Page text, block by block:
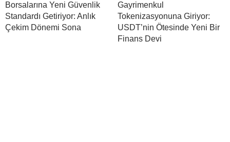
Borsalarına Yeni Güvenlik
Standardı Getiriyor: Anlık
Çekim Dönemi Sona
Gayrimenkul
Tokenizasyonuna Giriyor:
USDT’nin Ötesinde Yeni Bir
Finans Devi